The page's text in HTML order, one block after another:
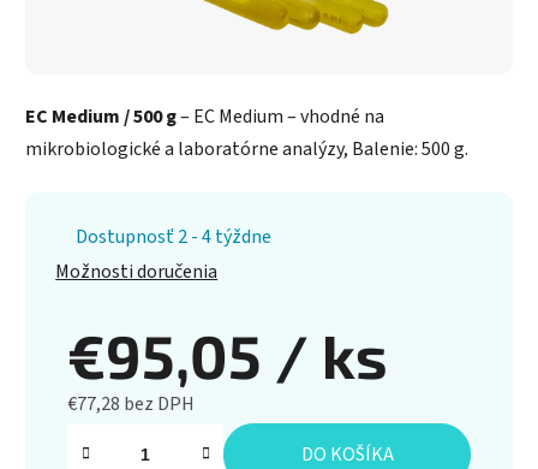
EC Medium / 500 g– EC Medium – vhodné na
mikrobiologické a laboratórne analýzy, Balenie: 500 g.
Dostupnosť 2 - 4 týždne
Možnosti doručenia
€95,05 / ks
€77,28 bez DPH
Jednotková cena:
DO KOŠÍKA